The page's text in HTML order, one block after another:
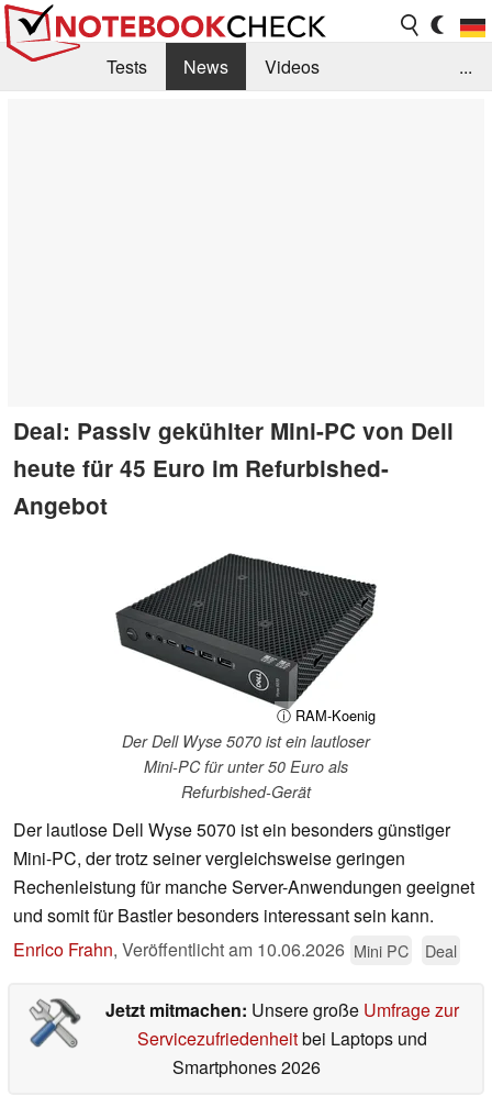
Tests News
Videos
...
Deal: Passiv gekühlter Mini-PC von Dell
heute für 45 Euro im Refurbished-
Angebot
ⓘ RAM-Koenig
Der Dell Wyse 5070 ist ein lautloser
Mini-PC für unter 50 Euro als
Refurbished-Gerät
Der lautlose Dell Wyse 5070 ist ein besonders günstiger
Mini-PC, der trotz seiner vergleichsweise geringen
Rechenleistung für manche Server-Anwendungen geeignet
und somit für Bastler besonders interessant sein kann.
Enrico Frahn, Veröffentlicht am 10.06.2026 Mini PC Deal
Jetzt mitmachen: Unsere große Umfrage zur
Servicezufriedenheitbei Laptops und
Smartphones 2026